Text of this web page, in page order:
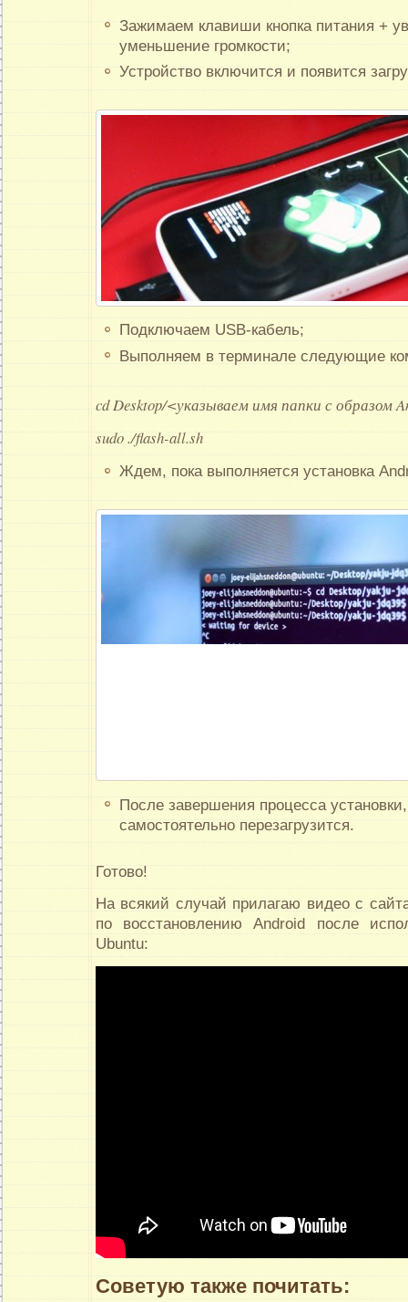
Зажимаем клавиши кнопка питания +
уменьшение громкости;
Устройство включится и появится
Подключаем USB-кабель;
Выполняем в терминале следующие
cd Desktop/<указываем имя папки с образом
sudo ./flash-all.sh
Ждем, пока выполняется установка
После завершения процесса
самостоятельно перезагрузится.
Готово!
На всякий случай прилагаю видео с
по восстановлению Android после
Ubuntu:
Советую также почитать: